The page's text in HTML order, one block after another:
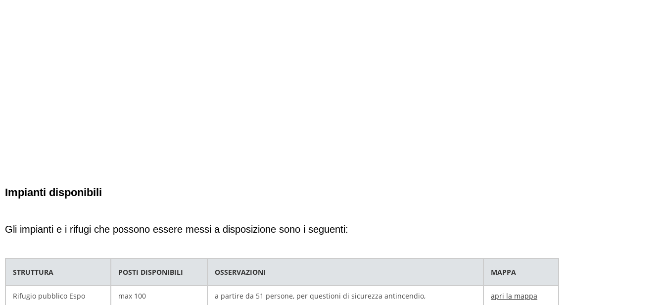
Impianti disponibili
Gli impianti e i rifugi che possono essere messi a disposizione sono i seguenti:
STRUTTURA POSTI DISPONIBILI OSSERVAZIONI MAPPA
Rifugio pubblico Espo max 100
a partire da 51 persone, per questioni di sicurezza antincendio,
apri la mappa